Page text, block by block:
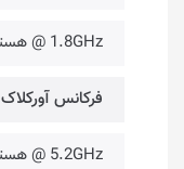
1.8GHz @ هسته کم مصرف
فرکانس آورکلاک
5.2GHz @ هسته پُـر مصرف